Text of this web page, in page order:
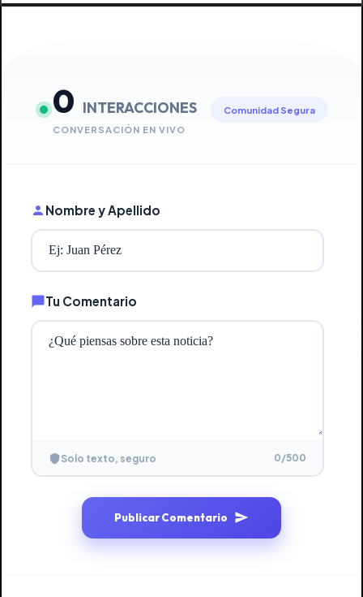
0 INTERACCIONES
CONVERSACIÓN EN VIVO
Comunidad Segura
Nombre y Apellido
Tu Comentario
Solo texto, seguro 0/500
Publicar Comentario